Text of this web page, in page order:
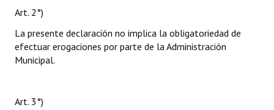
Art. 2°)
La presente declaración no implica la obligatoriedad de
efectuar erogaciones por parte de la Administración
Municipal.
Art. 3°)